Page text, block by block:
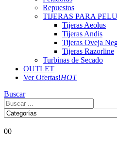
Repuestos
TIJERAS PARA
Tijeras Aeolus
Tijeras Andis
Tijeras Oveja
Tijeras Razorline
Turbinas de Secado
OUTLET
Ver Ofertas!HOT
Buscar
00